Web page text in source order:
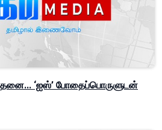
‘ஐஸ்’ போதைப்பொருளுடன்